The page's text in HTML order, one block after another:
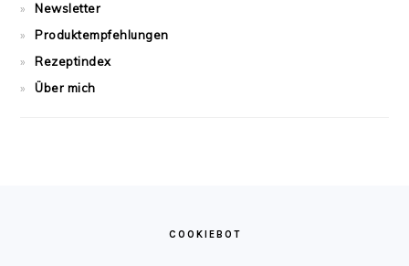
Newsletter
Produktempfehlungen
Rezeptindex
Über mich
COOKIEBOT